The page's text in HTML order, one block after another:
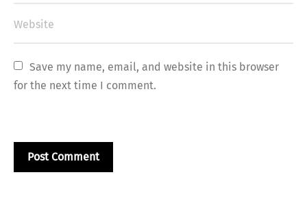
Save my name, email, and website in this browser
for the next time I comment.